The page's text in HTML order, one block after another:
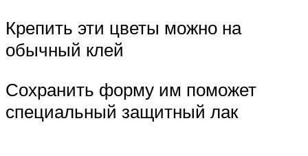
Крепить эти цветы можно на
обычный клей
Сохранить форму им поможет
специальный защитный лак